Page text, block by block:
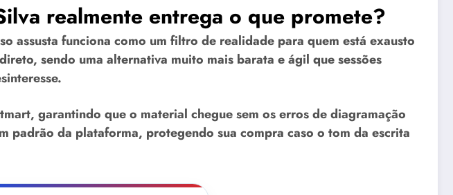
realmente entrega o que promete?
assusta funciona como um filtro de realidade para quem está exausto
sendo uma alternativa muito mais barata e ágil que sessões
, garantindo que o material chegue sem os erros de diagramação
padrão da plataforma, protegendo sua compra caso o tom da escrita